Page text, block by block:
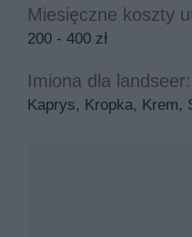
Miesięczne koszty
200 - 400 zł
Imiona dla landseer:
Kaprys, Kropka, Krem,